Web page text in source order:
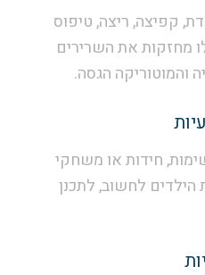
קפיצה, ריצה, טיפוס
מחזקות את השרירים
והמוטוריקה הגסה.
חידות או משחקי
הילדים לחשוב, לתכנן